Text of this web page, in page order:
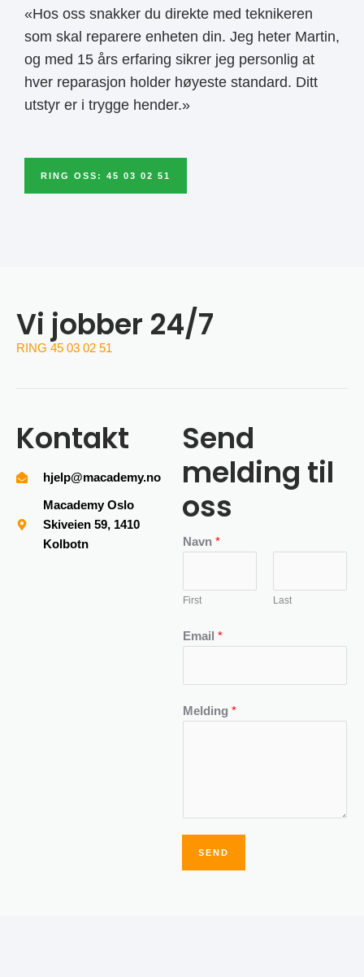
«Hos oss snakker du direkte med teknikeren
som skal reparere enheten din. Jeg heter Martin,
og med 15 års erfaring sikrer jeg personlig at
hver reparasjon holder høyeste standard. Ditt
utstyr er i trygge hender.»
RING OSS: 45 03 02 51
Vi jobber 24/7
RING 45 03 02 51
Kontakt
hjelp@macademy.no
Macademy Oslo
Skiveien 59, 1410
Kolbotn
Send
melding til
oss
Navn *
First Last
Email *
Melding *
SEND